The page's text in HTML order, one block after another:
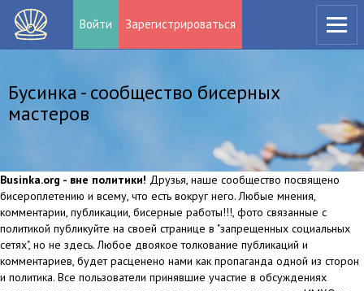
Войти Зарегистрироваться
Бусинка - сообщество бисерных
мастеров
Businka.org - вне политики! Друзья, наше сообщество посвящено
бисероплетению и всему, что есть вокруг него. Любые мнения,
комментарии, публикации, бисерные работы!!!, фото связанные с
политикой публикуйте на своей странице в "запрещенных социальных
сетях", но не здесь. Любое двоякое толкование публикаций и
комментариев, будет расценено нами как пропаганда одной из сторон
и политика. Все пользователи принявшие участие в обсуждениях